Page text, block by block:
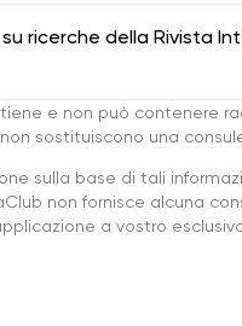
ricerche della Rivista
e non può contenere
sostituiscono una
sulla base di tali
non fornisce alcuna
a vostro